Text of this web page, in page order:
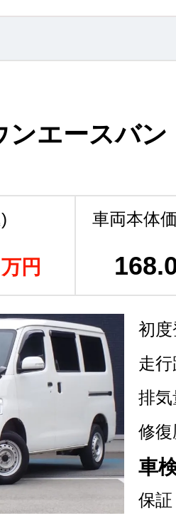
ンエースバ
万円
車両本体
168
初
走
排気
修復
車
保証